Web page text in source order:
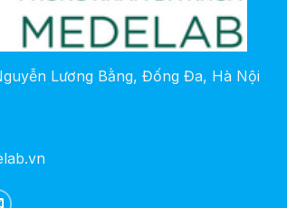
Lương Bằng, Đống Đa, Hà Nội